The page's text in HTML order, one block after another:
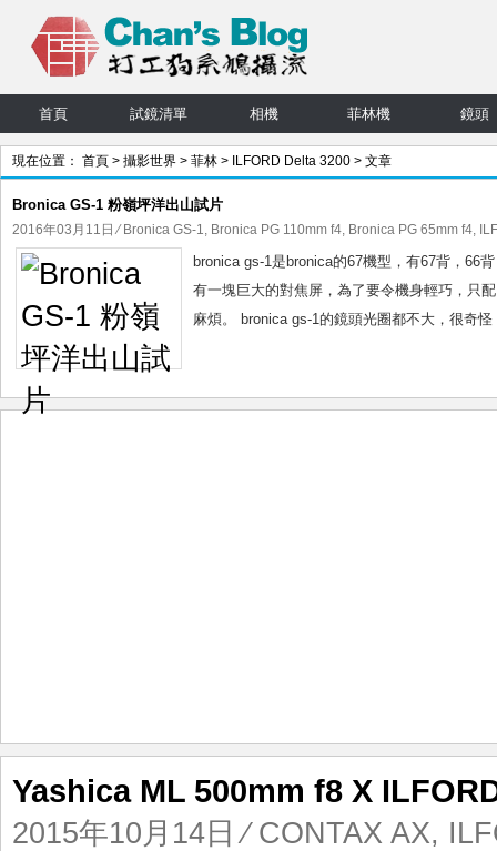
首頁 試鏡清單 相機 菲林機 鏡頭
現在位置： 首頁 > 攝影世界 > 菲林 > ILFORD Delta 3200 > 文章
Bronica GS-1 粉嶺坪洋出山試片
2016年03月11日 ⁄ Bronica GS-1, Bronica PG 110mm f4, Bronica PG 65mm f4,
bronica gs-1是bronica的67機型，有67背，66
有一塊巨大的對焦屏，為了要令機身輕巧，只
麻煩。 bronica gs-1的鏡頭光圈都不大，很奇
Yashica ML 500mm f8 X
2015年10月14日 ⁄ CONTAX AX,